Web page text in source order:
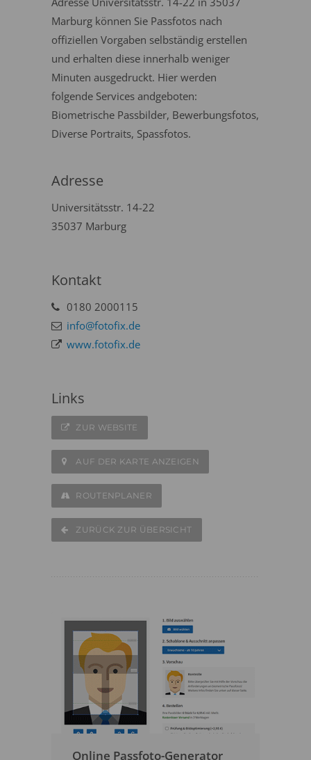
Marburg können Sie Passfotos nach
offiziellen Vorgaben selbständig erstellen
und erhalten diese innerhalb weniger
Minuten ausgedruckt. Hier werden
folgende Services andgeboten:
Biometrische Passbilder, Bewerbungsfotos,
Diverse Portraits, Spassfotos.
Adresse
Universitätsstr. 14-22
35037 Marburg
Kontakt
0180 2000115
info@fotofix.de
www.fotofix.de
Links
ZUR WEBSITE
AUF DER KARTE ANZEIGEN
ROUTENPLANER
ZURÜCK ZUR ÜBERSICHT
Online Passfoto-Generator